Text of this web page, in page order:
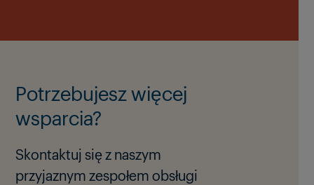
Potrzebujesz więcej
wsparcia?
Skontaktuj się z naszym
przyjaznym zespołem obsługi